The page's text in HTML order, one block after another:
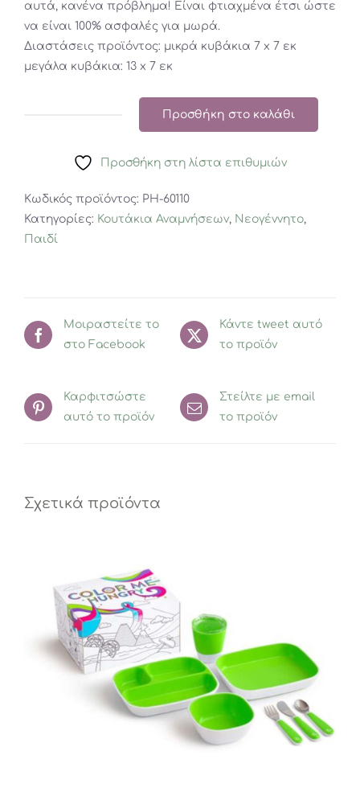
αυτά, κανένα πρόβλημα! Είναι φτιαχμένα έτσι ώστε
να είναι 100% ασφαλές για μωρά.
Διαστάσεις προϊόντος: μικρά κυβάκια 7 x 7 εκ
μεγάλα κυβάκια: 13 x 7 εκ
κυβάκια
ημερομηνίες
Gray
Προσθήκη στο καλάθι
Προσθήκη στη λίστα επιθυμιών
Κωδικός προϊόντος: PH-60110
Κατηγορίες: Κουτάκια Αναμνήσεων, Νεογέννητο,
Παιδί
Μοιραστείτε το
στο Facebook
Κάντε tweet αυτό
το προϊόν
Καρφιτσώστε
αυτό το προϊόν
Στείλτε με email
το προϊόν
Σχετικά προϊόντα